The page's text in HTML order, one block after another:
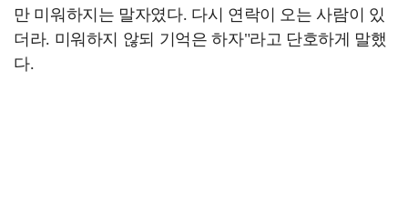
만 미워하지는 말자였다. 다시 연락이 오는 사람이 있
더라. 미워하지 않되 기억은 하자"라고 단호하게 말했
다.